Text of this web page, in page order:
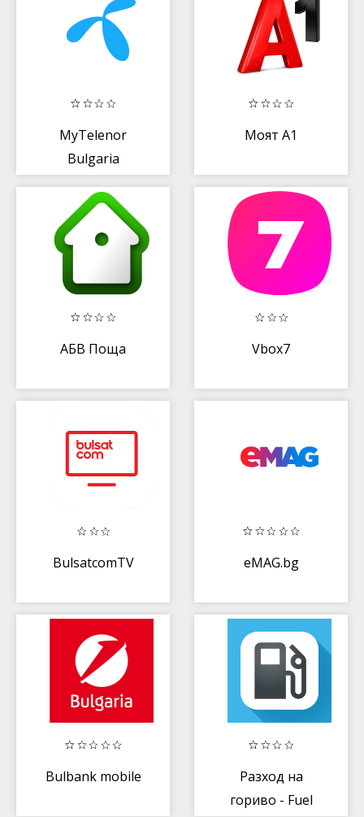
MyTelenor
Bulgaria
Моят А1
АБВ Поща Vbox7
BulsatcomTV eMAG.bg
Bulbank mobile
Разход на
гориво - Fuel